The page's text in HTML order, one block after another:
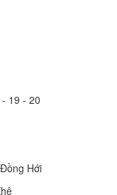
19 - 20
Hới